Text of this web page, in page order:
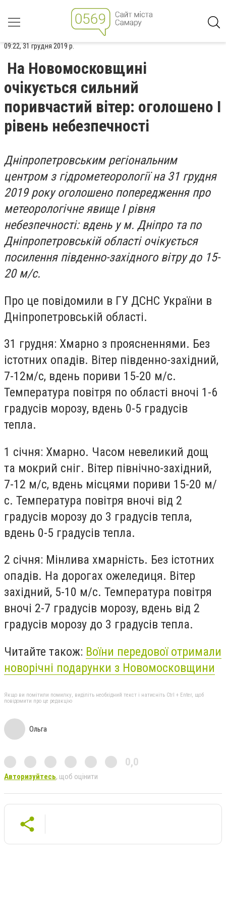
09:22, 31 грудня 2019 р.
На Новомосковщині
очікується сильний
поривчастий вітер: оголошено І
рівень небезпечності
Дніпропетровським регіональним
центром з гідрометеорології на 31 грудня
2019 року оголошено попередження про
метеорологічне явище І рівня
небезпечності: вдень у м. Дніпро та по
Дніпропетровській області очікується
посилення південно-західного вітру до 15-
20 м/с.
Про це повідомили в ГУ ДСНС України в
Дніпропетровській області.
31 грудня: Хмарно з проясненнями. Без
істотних опадів. Вітер південно-західний,
7-12м/с, вдень пориви 15-20 м/с.
Температура повітря по області вночі 1-6
градусів морозу, вдень 0-5 градусів
тепла.
1 січня: Хмарно. Часом невеликий дощ
та мокрий сніг. Вітер північно-західний,
7-12 м/с, вдень місцями пориви 15-20 м/
с. Температура повітря вночі від 2
градусів морозу до 3 градусів тепла,
вдень 0-5 градусів тепла.
2 січня: Мінлива хмарність. Без істотних
опадів. На дорогах ожеледиця. Вітер
західний, 5-10 м/с. Температура повітря
вночі 2-7 градусів морозу, вдень від 2
градусів морозу до 3 градусів тепла.
Читайте також: Воїни передової отримали
новорічні подарунки з Новомосковщини
Якщо ви помітили помилку, виділіть необхідний текст і натисніть Ctrl + Enter, щоб
повідомити про це редакцію
Ольга
0,0
Авторизуйтесь, щоб оцінити